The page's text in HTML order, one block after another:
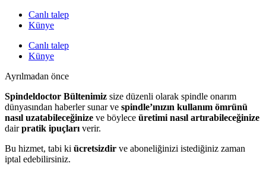
Canlı talep
Künye
Canlı talep
Künye
Ayrılmadan önce
Spindeldoctor Bültenimiz size düzenli olarak spindle onarım
dünyasından haberler sunar ve spindle’ınızın kullanım ömrünü
nasıl uzatabileceğinize ve böylece üretimi nasıl artırabileceğinize
dairpratik ipuçları verir.
Bu hizmet, tabi ki ücretsizdir ve aboneliğinizi istediğiniz zaman
iptal edebilirsiniz.